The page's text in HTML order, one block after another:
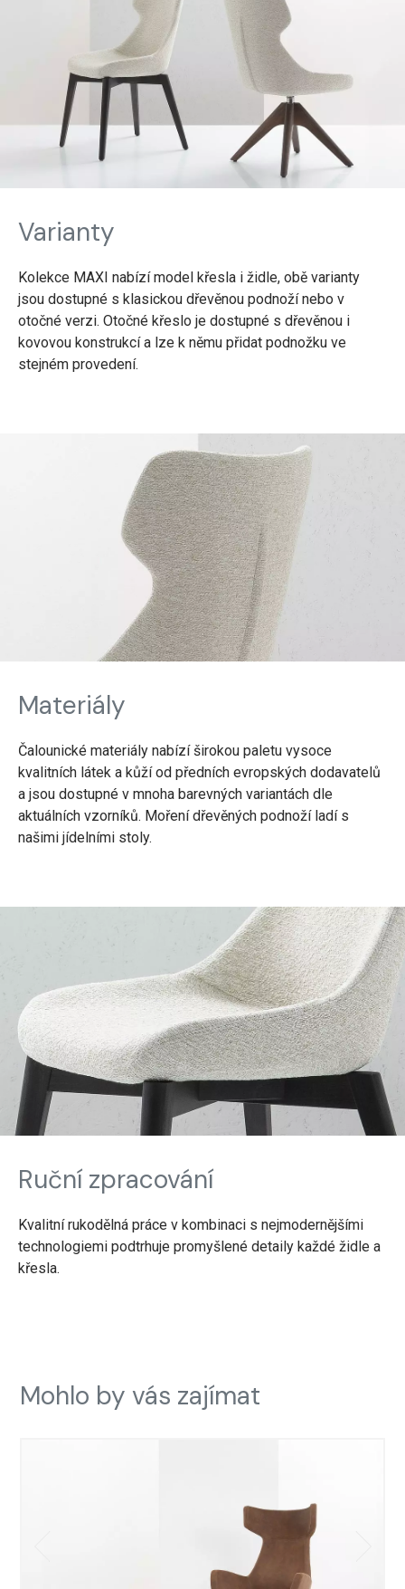
Varianty
Kolekce MAXI nabízí model křesla i židle, obě varianty
jsou dostupné s klasickou dřevěnou podnoží nebo v
otočné verzi. Otočné křeslo je dostupné s dřevěnou i
kovovou konstrukcí a lze k němu přidat podnožku ve
stejném provedení.
Materiály
Čalounické materiály nabízí širokou paletu vysoce
kvalitních látek a kůží od předních evropských dodavatelů
a jsou dostupné v mnoha barevných variantách dle
aktuálních vzorníků. Moření dřevěných podnoží ladí s
našimi jídelními stoly.
Ruční zpracování
Kvalitní rukodělná práce v kombinaci s nejmodernějšími
technologiemi podtrhuje promyšlené detaily každé židle a
křesla.
Mohlo by vás zajímat